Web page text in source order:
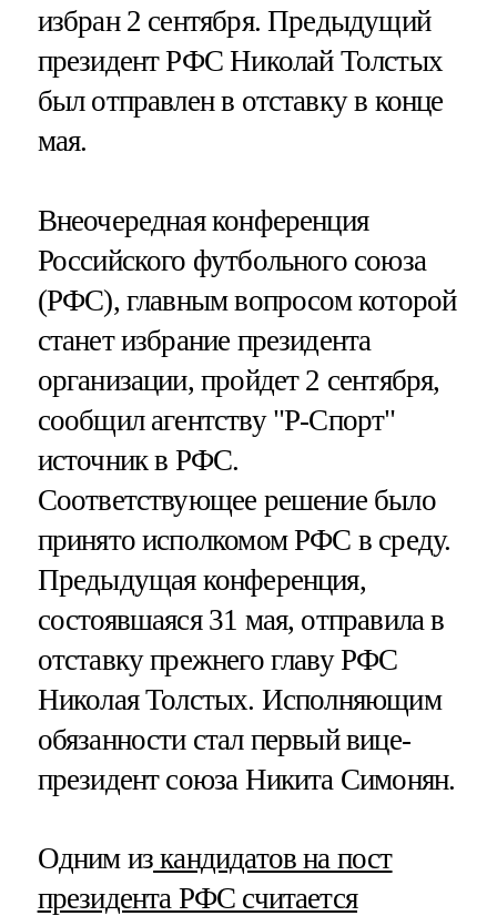
избран 2 сентября. Предыдущий
президент РФС Николай Толстых
был отправлен в отставку в конце
мая.
Внеочередная конференция
Российского футбольного союза
(РФС), главным вопросом которой
станет избрание президента
организации, пройдет 2 сентября,
сообщил агентству "Р-Спорт"
источник в РФС.
Соответствующее решение было
принято исполкомом РФС в среду.
Предыдущая конференция,
состоявшаяся 31 мая, отправила в
отставку прежнего главу РФС
Николая Толстых. Исполняющим
обязанности стал первый вице-
президент союза Никита Симонян.
Одним из кандидатов на пост
президента РФС считается